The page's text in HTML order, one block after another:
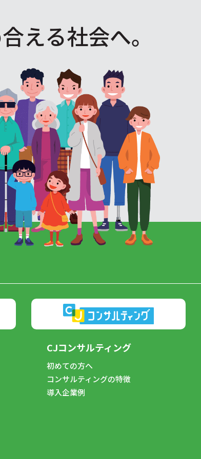
える社会へ。
CJコンサルティング
初めての方へ
コンサルティングの特徴
導入企業例